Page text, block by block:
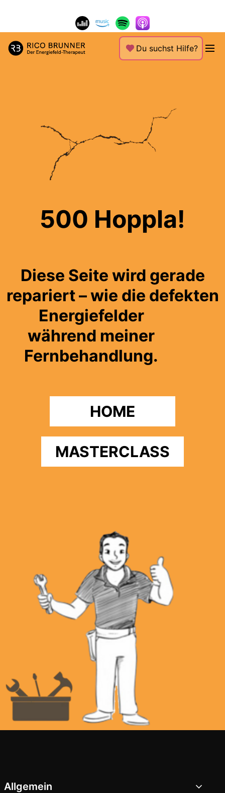
Du suchst Hilfe?
500 Hoppla!
Diese Seite wird gerade
repariert – wie die defekten
Energiefelder
während meiner
Fernbehandlung.
HOME
MASTERCLASS
Allgemein